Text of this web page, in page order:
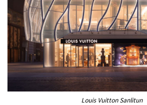
Louis Vuitton Sanlitun